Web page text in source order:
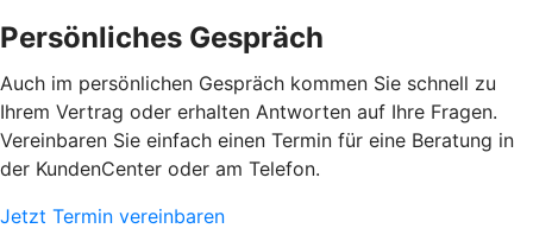
Persönliches Gespräch
Auch im persönlichen Gespräch kommen Sie schnell zu
Ihrem Vertrag oder erhalten Antworten auf Ihre Fragen.
Vereinbaren Sie einfach einen Termin für eine Beratung in
der KundenCenter oder am Telefon.
Jetzt Termin vereinbaren